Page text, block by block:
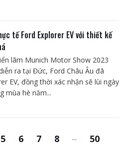
tế Ford Explorer EV với thiết kế
lãm Munich Motor Show 2023
ra tại Đức, Ford Châu Âu đã
EV, đồng thời xác nhận sẽ lùi ngày
mùa hè năm...
5 6 7 8 ... 50